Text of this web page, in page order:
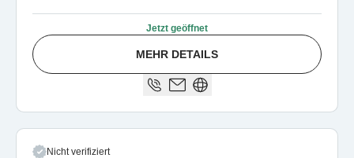
Jetzt geöffnet
MEHR DETAILS
Nicht verifiziert